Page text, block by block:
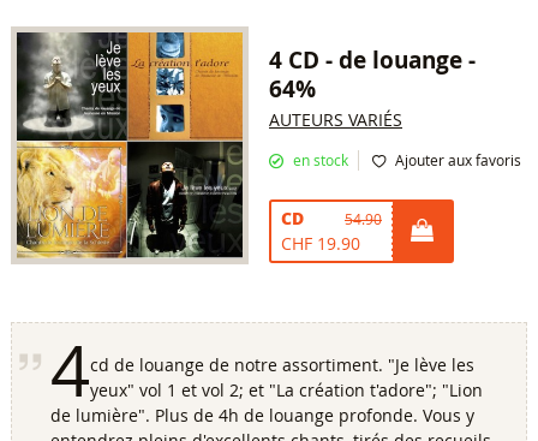
4 CD - de louange -
64%
AUTEURS VARIÉS
en stock Ajouter aux favoris
CD 54.90
CHF 19.90
4cd de louange de notre assortiment. "Je lève les
yeux" vol 1 et vol 2; et "La création t'adore"; "Lion
de lumière". Plus de 4h de louange profonde. Vous y